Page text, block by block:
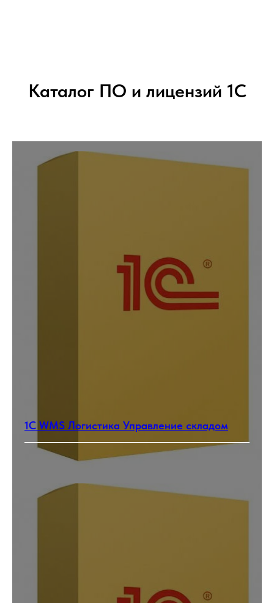
Каталог ПО и лицензий 1С
1С WMS Логистика Управление складом